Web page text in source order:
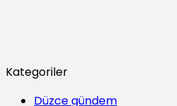
Kategoriler
Düzce gündem